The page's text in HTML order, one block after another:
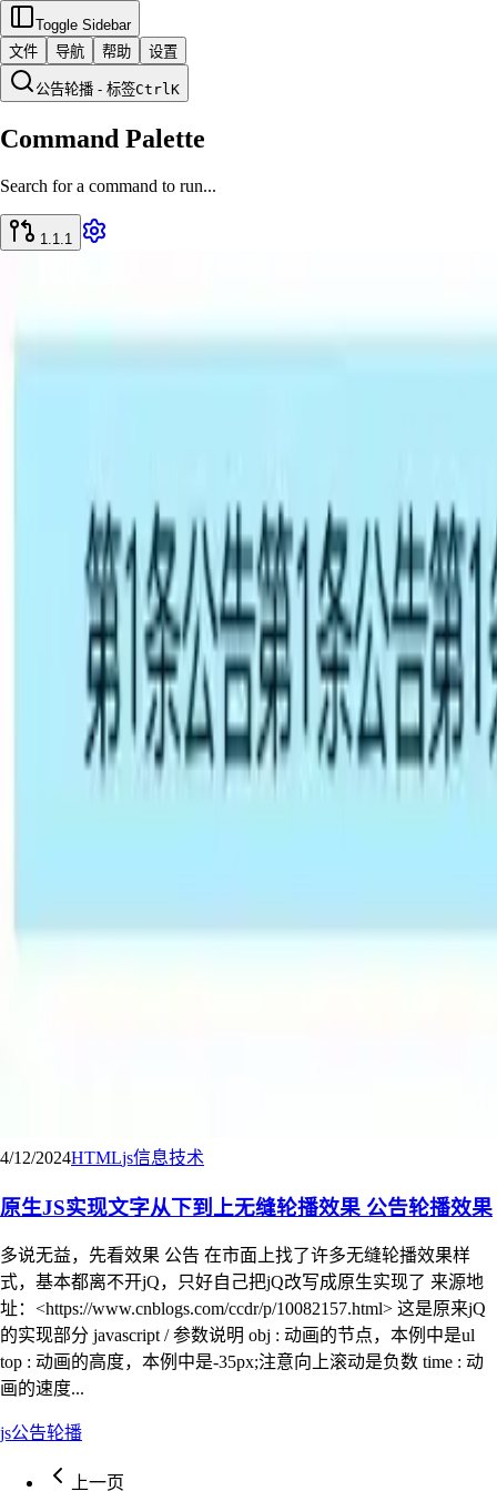
Toggle Sidebar
文件
导航 帮助 设置
公告轮播 - 标签CtrlK
Command Palette
Search for a command to run...
1.1.1
4/12/2024HTMLjs信息技术
原生JS实现文字从下到上无缝轮播效果 公告轮播效果
多说无益，先看效果 公告 在市面上找了许多无缝轮播效果样
式，基本都离不开jQ，只好自己把jQ改写成原生实现了 来源地
址：<https://www.cnblogs.com/ccdr/p/10082157.html> 这是原来jQ
的实现部分 javascript / 参数说明 obj : 动画的节点，本例中是ul
top : 动画的高度，本例中是-35px;注意向上滚动是负数 time : 动
画的速度...
js公告轮播
上一页